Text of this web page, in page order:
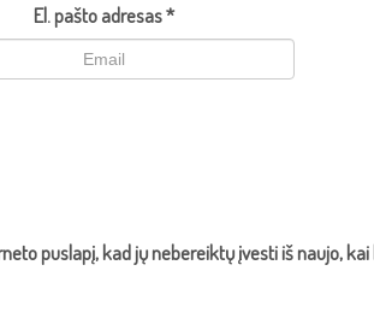
El. pašto adresas*
puslapį, kad jų nebereiktų įvesti iš naujo,